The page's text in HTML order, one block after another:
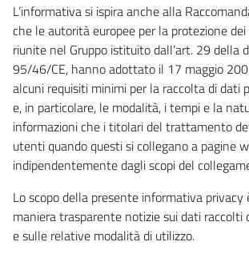
L’informativa si ispira anche alla
che le autorità europee per la protezione
riunite nel Gruppo istituito dall’art. 29 della
95/46/CE, hanno adottato il 17 maggio
alcuni requisiti minimi per la raccolta di dati
e, in particolare, le modalità, i tempi e la
informazioni che i titolari del trattamento
utenti quando questi si collegano a pagine
indipendentemente dagli scopi del
Lo scopo della presente informativa privacy
maniera trasparente notizie sui dati raccolti
e sulle relative modalità di utilizzo.